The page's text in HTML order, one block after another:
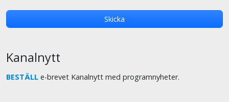
Kanalnytt
BESTÄLL e-brevet Kanalnytt med programnyheter.